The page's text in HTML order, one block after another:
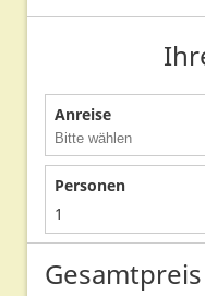
Anreise
Personen
1
Gesamtpreis